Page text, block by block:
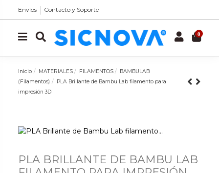
Envíos Contacto y Soporte
0
Inicio MATERIALES FILAMENTOS
BAMBULAB
(Filamentos)
PLA Brillante de Bambu Lab filamento para
impresión 3D
PLA BRILLANTE DE BAMBU LAB